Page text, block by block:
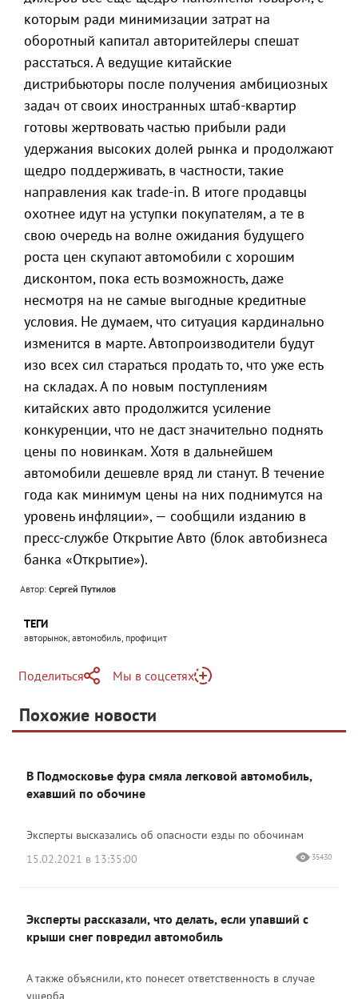
которым ради минимизации затрат на
оборотный капитал авторитейлеры спешат
расстаться. А ведущие китайские
дистрибьюторы после получения амбициозных
задач от своих иностранных штаб-квартир
готовы жертвовать частью прибыли ради
удержания высоких долей рынка и продолжают
щедро поддерживать, в частности, такие
направления как trade-in. В итоге продавцы
охотнее идут на уступки покупателям, а те в
свою очередь на волне ожидания будущего
роста цен скупают автомобили с хорошим
дисконтом, пока есть возможность, даже
несмотря на не самые выгодные кредитные
условия. Не думаем, что ситуация кардинально
изменится в марте. Автопроизводители будут
изо всех сил стараться продать то, что уже есть
на складах. А по новым поступлениям
китайских авто продолжится усиление
конкуренции, что не даст значительно поднять
цены по новинкам. Хотя в дальнейшем
автомобили дешевле вряд ли станут. В течение
года как минимум цены на них поднимутся на
уровень инфляции», — сообщили изданию в
пресс-службе Открытие Авто (блок автобизнеса
банка «Открытие»).
Автор: Сергей Путилов
ТЕГИ
авторынок, автомобиль, профицит
Поделиться
Telegram
Одноклассники
Мы в соцсетях
Яндекс Дзен
Похожие новости
В Подмосковье фура смяла легковой автомобиль,
ехавший по обочине
Эксперты высказались об опасности езды по обочинам
15.02.2021 в 13:35:00
35430
Эксперты рассказали, что делать, если упавший с
крыши снег повредил автомобиль
А также объяснили, кто понесет ответственность в случае
ущерба